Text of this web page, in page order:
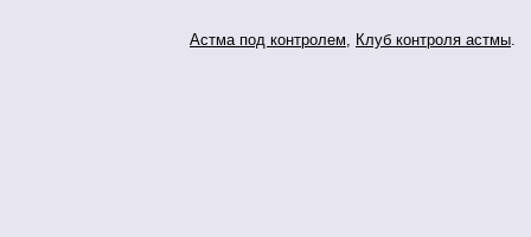
Астма под контролем, Клуб контроля астмы.